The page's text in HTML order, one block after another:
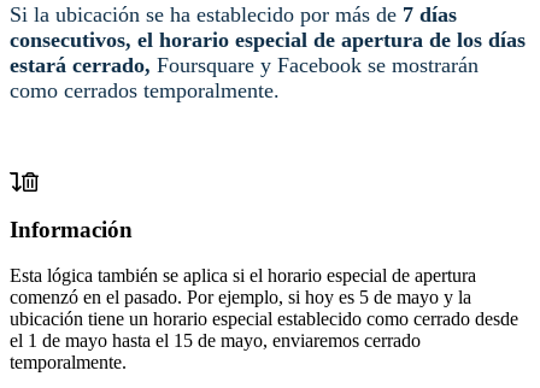
Si la ubicación se ha establecido por más de 7 días
consecutivos, el horario especial de apertura de los días
estará cerrado, Foursquare y Facebook se mostrarán
como cerrados temporalmente.
Información
Esta lógica también se aplica si el horario especial de apertura
comenzó en el pasado. Por ejemplo, si hoy es 5 de mayo y la
ubicación tiene un horario especial establecido como cerrado desde
el 1 de mayo hasta el 15 de mayo, enviaremos cerrado
temporalmente.